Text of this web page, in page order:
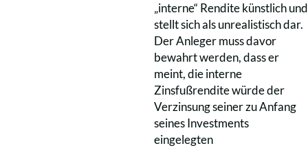
„interne“ Rendite künstlich und
stellt sich als unrealistisch dar.
Der Anleger muss davor
bewahrt werden, dass er
meint, die interne
Zinsfußrendite würde der
Verzinsung seiner zu Anfang
seines Investments
eingelegten